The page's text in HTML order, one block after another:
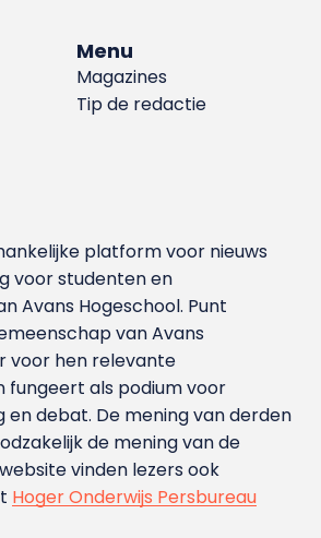
Menu
Magazines
Tip de redactie
platform voor nieuws
voor studenten en
Avans Hoge­school. Punt
van Avans
voor hen relevante
fungeert als podium voor
en debat. De mening van derden
de mening van de
vinden lezers ook
Hoger Onderwijs Persbureau